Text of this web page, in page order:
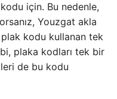
için. Bu nedenle,
Youzgat akla
kodu kullanan tek
plaka kodları tek bir
de bu kodu